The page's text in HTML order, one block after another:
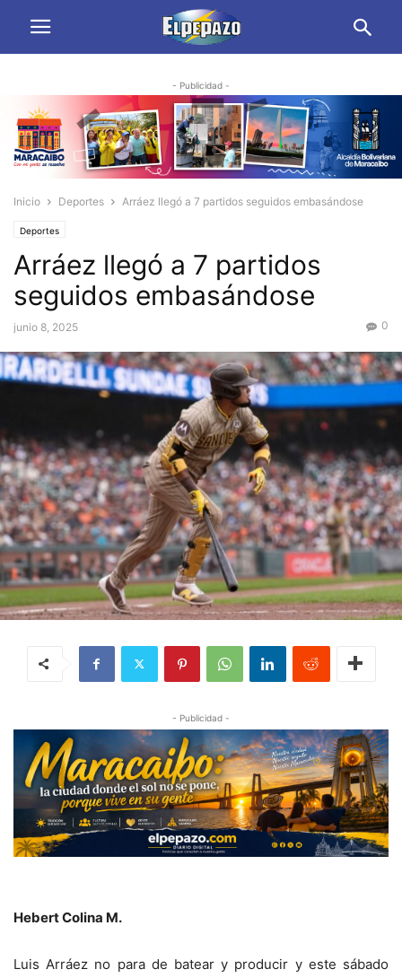
- Publicidad -
Inicio Deportes Arráez llegó a 7 partidos seguidos embasándose
Deportes
Arráez llegó a 7 partidos
seguidos embasándose
junio 8, 2025 0
- Publicidad -
Hebert Colina M.
Luis Arráez no para de batear y producir y este sábado